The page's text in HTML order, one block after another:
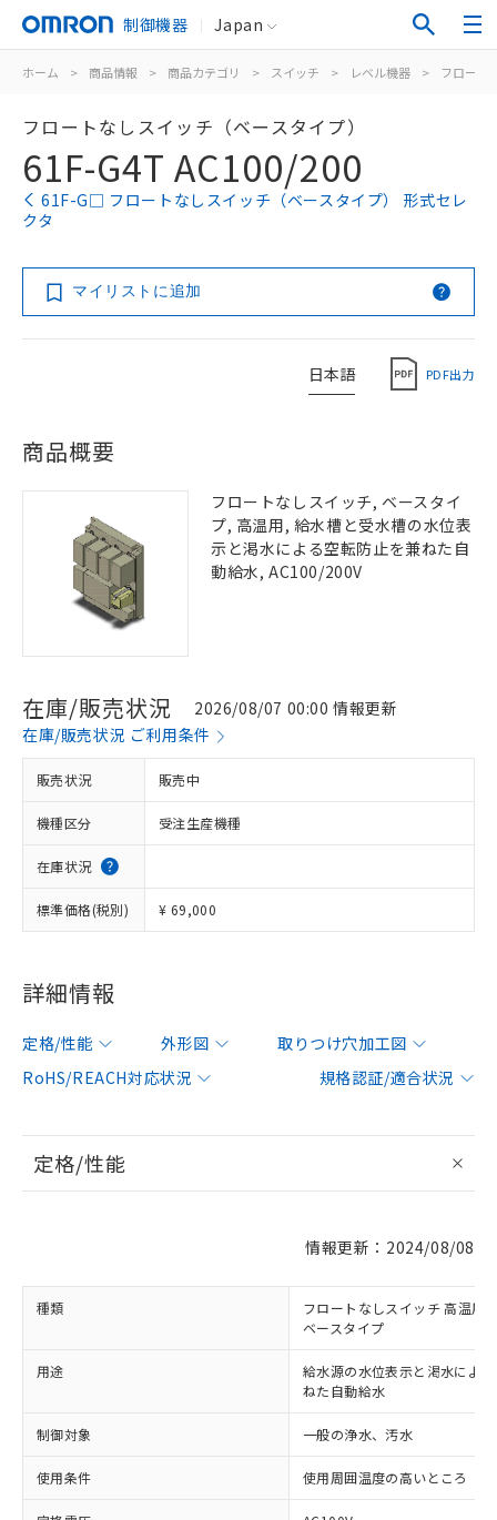
制御機器 Japan
ホーム > 商品情報 > 商品カテゴリ > スイッチ > レベル機器 > フロート
フロートなしスイッチ（ベースタイプ）
61F-G4T AC100/200
61F-G□ フロートなしスイッチ（ベースタイプ） 形式セレ
クタ
マイリストに追加
日本語 PDF出力
商品概要
フロートなしスイッチ, ベースタイ
プ, 高温用, 給水槽と受水槽の水位表
示と渇水による空転防止を兼ねた自
動給水, AC100/200V
在庫/販売状況
2026/08/07 00:00 情報更新
在庫/販売状況 ご利用条件
販売状況 販売中
機種区分 受注生産機種
在庫状況
標準価格(税別) ¥ 69,000
詳細情報
定格/性能 外形図
取りつけ穴加工図
RoHS/REACH対応状況
規格認証/適合状況
定格/性能
情報更新：2024/08/08
種類
フロートなしスイッチ 高温用
ベースタイプ
用途
給水源の水位表示と渇水によ
ねた自動給水
制御対象 一般の浄水、汚水
使用条件 使用周囲温度の高いところ